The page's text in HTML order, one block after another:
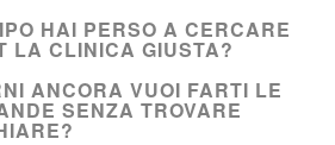
HAI PERSO A CERCARE
LA CLINICA GIUSTA?
ANCORA VUOI FARTI LE
SENZA TROVARE